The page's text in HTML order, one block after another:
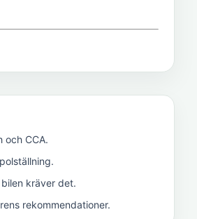
och CCA.
bilen kräver det.
rekommendationer.